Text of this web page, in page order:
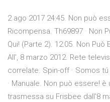
2 ago 2017 24:45. Non può
Ricompensa. Th69897 · Non
Qui! (Parte 2). 12:05. Non
All', 8 marzo 2012. Rete
correlate. Spin-off · Somos
· Manuale. Non può essere!
trasmessa su Frisbee dall'8